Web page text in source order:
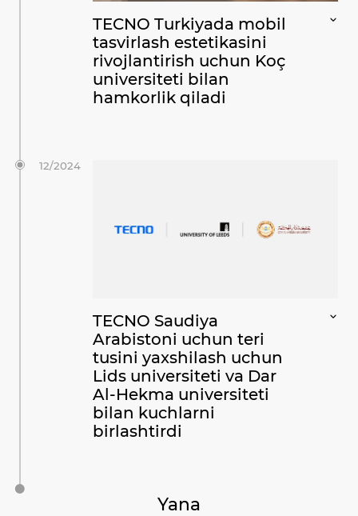
TECNO Turkiyada mobil
tasvirlash estetikasini
rivojlantirish uchun Koç
universiteti bilan
hamkorlik qiladi
TECNO Saudiya
Arabistoni uchun teri
tusini yaxshilash uchun
Lids universiteti va Dar
Al-Hekma universiteti
bilan kuchlarni
birlashtirdi
12/2024
Yana